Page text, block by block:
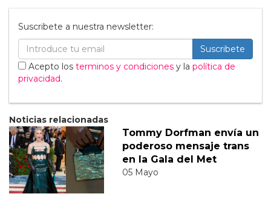
Suscribete a nuestra newsletter:
Suscribete
Acepto los terminos y condiciones y la política de
privacidad.
Noticias relacionadas
Tommy Dorfman envía un
poderoso mensaje trans
en la Gala del Met
05 Mayo